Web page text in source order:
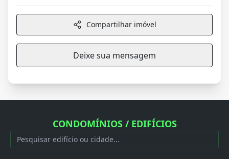
Compartilhar imóvel
Deixe sua mensagem
CONDOMÍNIOS / EDIFÍCIOS